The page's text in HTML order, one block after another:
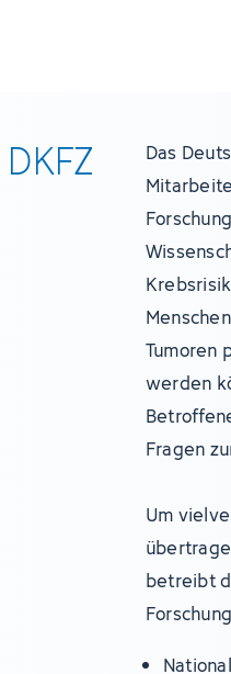
DKFZ
Das
Tumoren
werden
Fragen
Um
betreibt